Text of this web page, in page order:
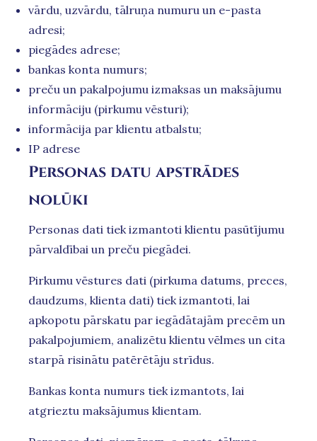
vārdu, uzvārdu, tālruņa numuru un e-pasta
adresi;
piegādes adrese;
bankas konta numurs;
preču un pakalpojumu izmaksas un maksājumu
informāciju (pirkumu vēsturi);
informācija par klientu atbalstu;
IP adrese
Personas datu apstrādes
nolūki
Personas dati tiek izmantoti klientu pasūtījumu
pārvaldībai un preču piegādei.
Pirkumu vēstures dati (pirkuma datums, preces,
daudzums, klienta dati) tiek izmantoti, lai
apkopotu pārskatu par iegādātajām precēm un
pakalpojumiem, analizētu klientu vēlmes un cita
starpā risinātu patērētāju strīdus.
Bankas konta numurs tiek izmantots, lai
atgrieztu maksājumus klientam.